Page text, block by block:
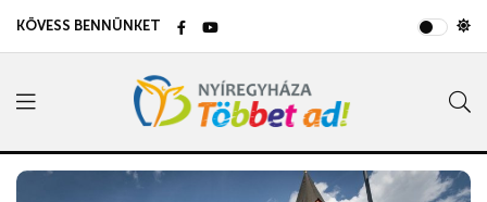
KÖVESS BENNÜNKET